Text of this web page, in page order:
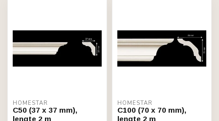
HOMESTAR
C50 (37 x 37 mm),
lengte 2 m
HOMESTAR
C100 (70 x 70 mm),
lengte 2 m